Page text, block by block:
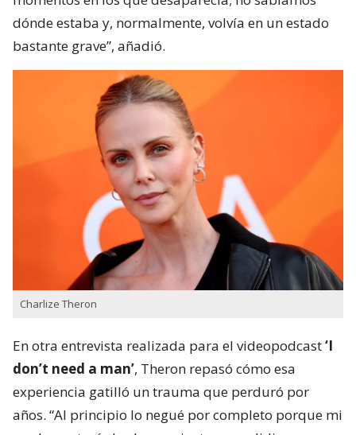
dónde estaba y, normalmente, volvía en un estado
bastante grave”, añadió.
Charlize Theron
En otra entrevista realizada para el videopodcast‘I
don’t need a man’, Theron repasó cómo esa
experiencia gatilló un trauma que perduró por
años. “Al principio lo negué por completo porque mi